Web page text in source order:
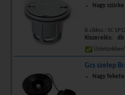
Nagy
B.cikksz.: SC
Kiszerelés: db
Gcs szelep
Nagy